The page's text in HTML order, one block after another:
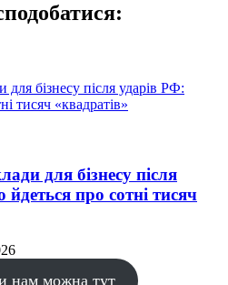
для бізнесу після
про сотні тисяч
нам можна тут